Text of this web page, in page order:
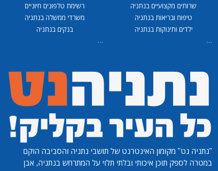
שרותים מקצועיים בנתניה
טיפוח ובריאות בנתניה
ילדים ותינוקות בנתניה
רשימת טלפונים חיוניים
משרדי ממשלה בנתניה
בנקים בנתניה
"נתניה נט" מקומון האינטרנט של תושבי נתניה והסביבה הוקם
במטרה לספק תוכן איכותי ובלתי תלוי על המתרחש בנתניה, אבן